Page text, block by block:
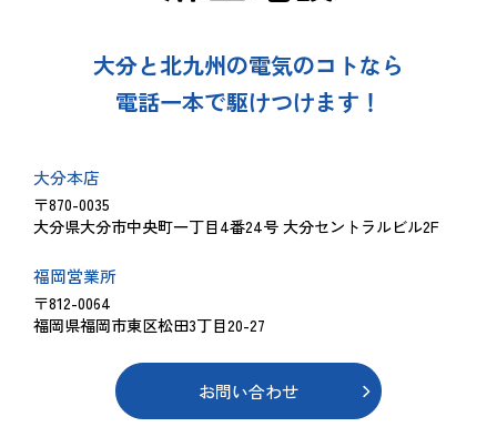
大分と北九州の電気のコトなら
電話一本で駆けつけます！
大分本店
〒870-0035
大分県大分市中央町一丁目4番24号 大分セントラルビル2F
福岡営業所
〒812-0064
福岡県福岡市東区松田3丁目20-27
お問い合わせ